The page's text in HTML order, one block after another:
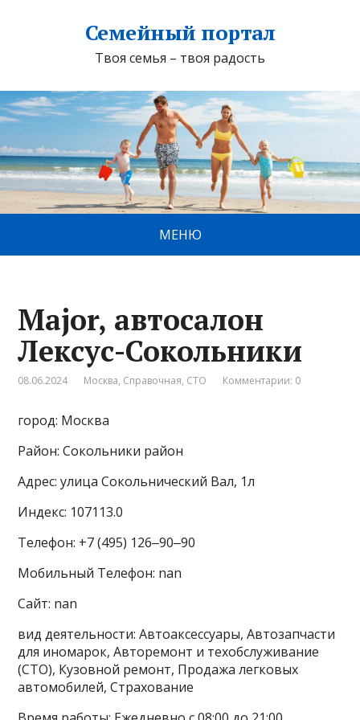
Семейный портал
Твоя семья – твоя радость
МЕНЮ
Major, автосалон
Лексус-Сокольники
08.06.2024 Москва, Справочная, СТО Комментарии: 0
город: Москва
Район: Сокольники район
Адрес: улица Сокольнический Вал, 1л
Индекс: 107113.0
Телефон: +7 (495) 126‒90‒90
Мобильный Телефон: nan
Сайт: nan
вид деятельности: Автоаксессуары, Автозапчасти
для иномарок, Авторемонт и техобслуживание
(СТО), Кузовной ремонт, Продажа легковых
автомобилей, Страхование